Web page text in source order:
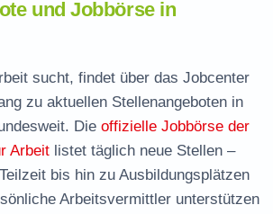
und Jobbörse in
sucht, findet über das Jobcenter
zu aktuellen Stellenangeboten in
Die offizielle Jobbörse der
Arbeit listet täglich neue Stellen –
bis hin zu Ausbildungsplätzen
Arbeitsvermittler unterstützen